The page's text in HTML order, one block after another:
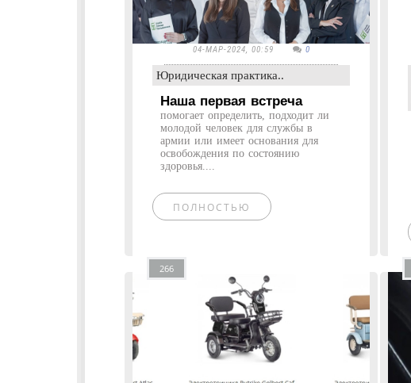
04-МАР-2024, 00:59 0
Юридическая практика..
Наша первая встреча
помогает определить, подходит ли
молодой человек для службы в
армии или имеет основания для
освобождения по состоянию
здоровья....
ПОЛНОСТЬЮ
266